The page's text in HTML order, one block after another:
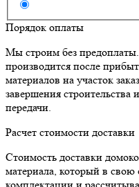
Порядок оплаты
Мы строим без
производится после
материалов на участок
завершения
передачи.
Расчет стоимости доставки
Стоимость доставки
материала, который в свою